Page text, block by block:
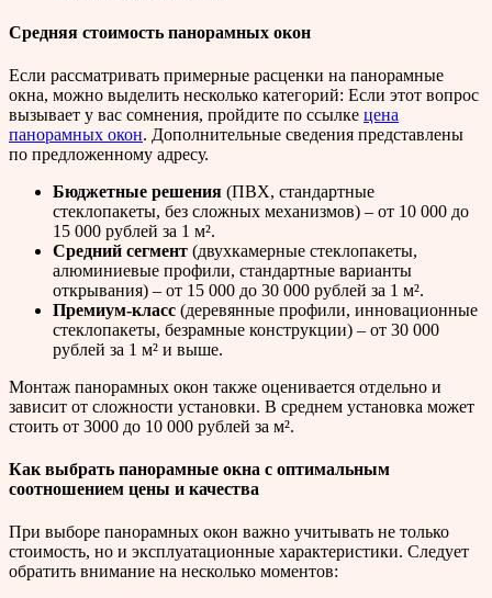
Средняя стоимость панорамных окон
Если рассматривать примерные расценки на панорамные
окна, можно выделить несколько категорий: Если этот вопрос
вызывает у вас сомнения, пройдите по ссылке цена
панорамных окон. Дополнительные сведения представлены
по предложенному адресу.
Бюджетные решения (ПВХ, стандартные
стеклопакеты, без сложных механизмов) – от 10 000 до
15 000 рублей за 1 м².
Средний сегмент (двухкамерные стеклопакеты,
алюминиевые профили, стандартные варианты
открывания) – от 15 000 до 30 000 рублей за 1 м².
Премиум-класс (деревянные профили, инновационные
стеклопакеты, безрамные конструкции) – от 30 000
рублей за 1 м² и выше.
Монтаж панорамных окон также оценивается отдельно и
зависит от сложности установки. В среднем установка может
стоить от 3000 до 10 000 рублей за м².
Как выбрать панорамные окна с оптимальным
соотношением цены и качества
При выборе панорамных окон важно учитывать не только
стоимость, но и эксплуатационные характеристики. Следует
обратить внимание на несколько моментов: